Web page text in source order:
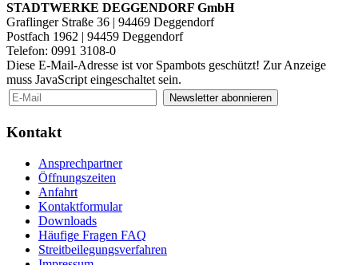
STADTWERKE DEGGENDORF GmbH
Graflinger Straße 36 | 94469 Deggendorf
Postfach 1962 | 94459 Deggendorf
Telefon: 0991 3108-0
Diese E-Mail-Adresse ist vor Spambots geschützt! Zur Anzeige
muss JavaScript eingeschaltet sein.
Newsletter abonnieren
Kontakt
Ansprechpartner
Öffnungszeiten
Anfahrt
Kontaktformular
Downloads
Häufige Fragen FAQ
Streitbeilegungsverfahren